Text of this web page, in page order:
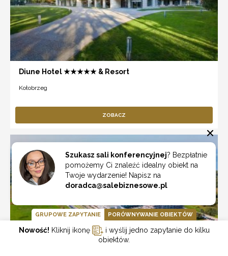
Diune Hotel ★★★★★ & Resort
Kołobrzeg
ZOBACZ
Szukasz sali konferencyjnej? Bezpłatnie
pomożemy Ci znaleźć idealny obiekt na
Twoje wydarzenie! Napisz na
doradca@salebiznesowe.pl
GRUPOWE ZAPYTANIE PORÓWNYWANIE OBIEKTÓW
Nowość! Kliknij ikonę
i wyślij jedno zapytanie do kilku
obiektów.